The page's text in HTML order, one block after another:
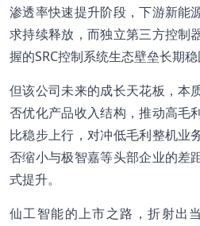
渗透率快速提升阶段，下游新能
求持续释放，而独立第三方控制
握的SRC控制系统生态壁垒长期稳
但该公司未来的成长天花板，本
否优化产品收入结构，推动高毛
比稳步上行，对冲低毛利整机业
否缩小与极智嘉等头部企业的差
式提升。
仙工智能的上市之路，折射出